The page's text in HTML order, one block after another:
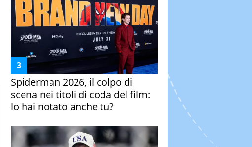
Spiderman 2026, il colpo di
scena nei titoli di coda del film:
lo hai notato anche tu?